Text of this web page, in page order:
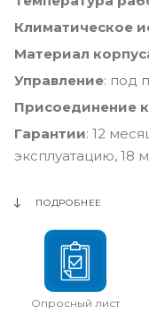
Климатическое
Материал
Управление: под
Присоединение
Гарантии: 12
эксплуатацию, 18
ПОДРОБНЕЕ
Опросный лист